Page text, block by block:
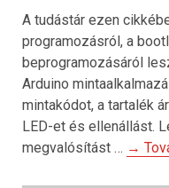
A tudástár ezen
programozásról, a
beprogramozásáról
Arduino
mintakódot, a tartalék
LED-et és ellenállást.
megvalósítást … →